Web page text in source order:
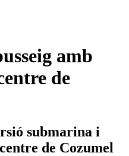
amb
de
submarina i
de Cozumel